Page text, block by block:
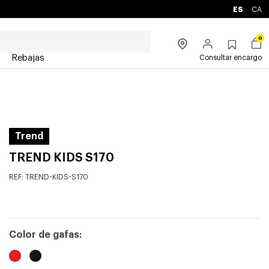
ES CA
Rebajas
0
Consultar encargo
Trend
TREND KIDS S170
REF: TREND-KIDS-S170
Color de gafas: